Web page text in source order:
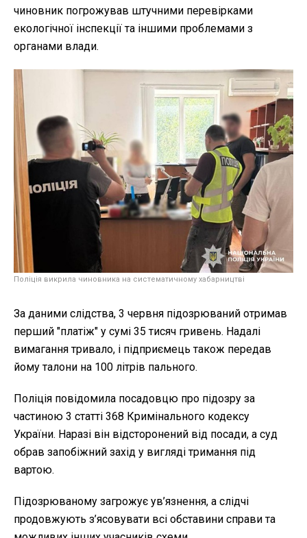
чиновник погрожував штучними перевірками
екологічної інспекції та іншими проблемами з
органами влади.
Поліція викрила чиновника на систематичному хабарництві
За даними слідства, 3 червня підозрюваний отримав
перший "платіж" у сумі 35 тисяч гривень. Надалі
вимагання тривало, і підприємець також передав
йому талони на 100 літрів пального.
Поліція повідомила посадовцю про підозру за
частиною 3 статті 368 Кримінального кодексу
України. Наразі він відсторонений від посади, а суд
обрав запобіжний захід у вигляді тримання під
вартою.
Підозрюваному загрожує ув’язнення, а слідчі
продовжують з’ясовувати всі обставини справи та